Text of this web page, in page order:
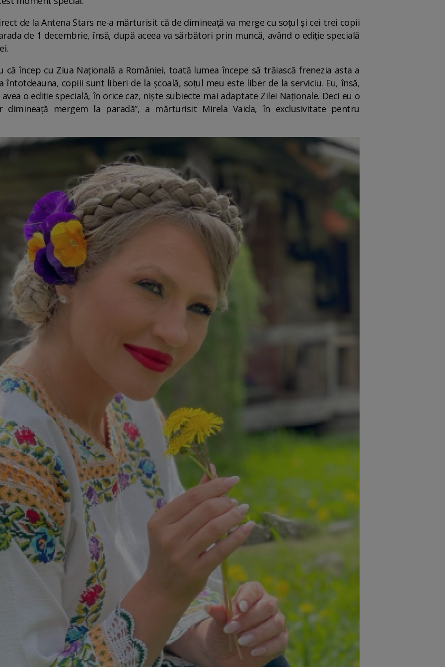
de la Antena Stars ne-a mărturisit că de dimineață va merge cu soțul și cei trei copii
de 1 decembrie, însă, după aceea va sărbători prin muncă, având o ediție specială
încep cu Ziua Națională a României, toată lumea începe să trăiască frenezia asta a
întotdeauna, copiii sunt liberi de la școală, soțul meu este liber de la serviciu. Eu, însă,
o ediție specială, în orice caz, niște subiecte mai adaptate Zilei Naționale. Deci eu o
dimineață mergem la paradă”, a mărturisit Mirela Vaida, în exclusivitate pentru